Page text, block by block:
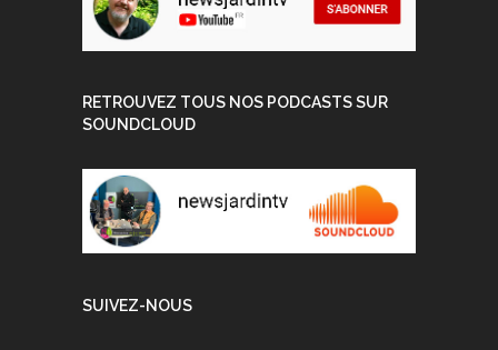
RETROUVEZ TOUS NOS PODCASTS SUR
SOUNDCLOUD
SUIVEZ-NOUS